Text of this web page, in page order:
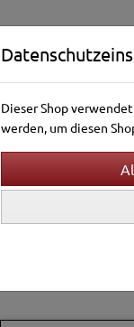
Dieser Shop
werden, um diesen